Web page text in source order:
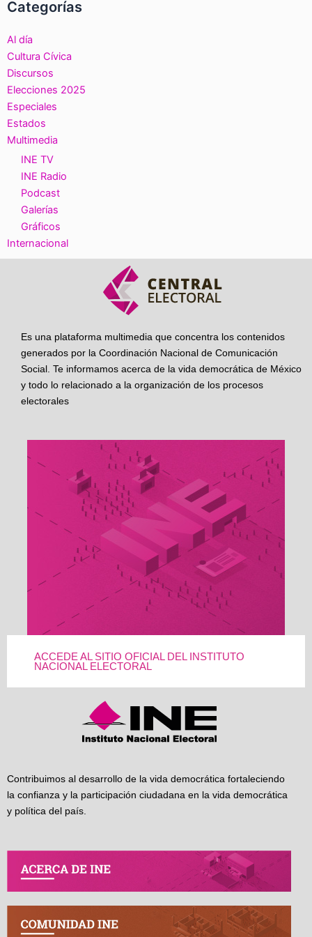
Categorías
Al día
Cultura Cívica
Discursos
Elecciones 2025
Especiales
Estados
Multimedia
INE TV
INE Radio
Podcast
Galerías
Gráficos
Internacional
Es una plataforma multimedia que concentra los contenidos
generados por la Coordinación Nacional de Comunicación
Social. Te informamos acerca de la vida democrática de México
y todo lo relacionado a la organización de los procesos
electorales
ACCEDE AL SITIO OFICIAL DEL INSTITUTO
NACIONAL ELECTORAL
Contribuimos al desarrollo de la vida democrática fortaleciendo
la confianza y la participación ciudadana en la vida democrática
y política del país.